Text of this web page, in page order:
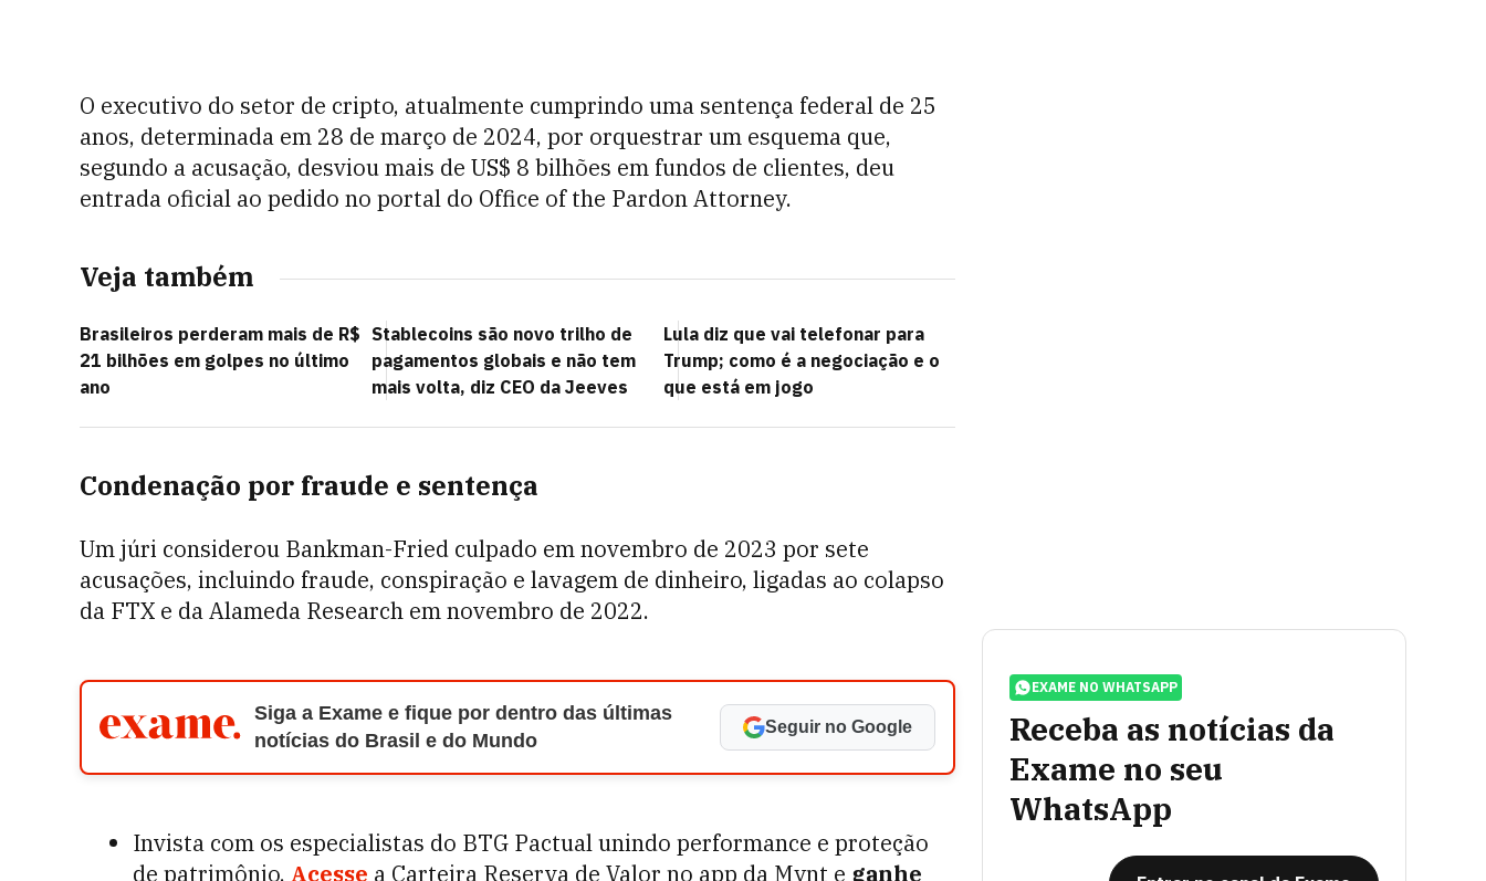
O executivo do setor de cripto, atualmente cumprindo uma sentença federal de 25
anos, determinada em 28 de março de 2024, por orquestrar um esquema que,
segundo a acusação, desviou mais de US$ 8 bilhões em fundos de clientes, deu
entrada oficial ao pedido no portal do Office of the Pardon Attorney.
Veja também
Brasileiros perderam mais de R$
21 bilhões em golpes no último
ano
Stablecoins são novo trilho de
pagamentos globais e não tem
mais volta, diz CEO da Jeeves
Lula diz que vai telefonar para
Trump; como é a negociação e o
que está em jogo
Condenação por fraude e sentença
Um júri considerou Bankman-Fried culpado em novembro de 2023 por sete
acusações, incluindo fraude, conspiração e lavagem de dinheiro, ligadas ao colapso
da FTX e da Alameda Research em novembro de 2022.
Siga a Exame e fique por dentro das últimas
notícias do Brasil e do Mundo
Seguir no Google
Invista com os especialistas do BTG Pactual unindo performance e proteção
de patrimônio. Acesse a Carteira Reserva de Valor no app da Mynt e ganhe
EXAME NO WHATSAPP
Receba as notícias da
Exame no seu
WhatsApp